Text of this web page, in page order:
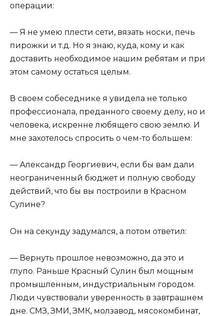
операции:
— Я не умею плести сети, вязать носки, печь
пирожки и т.д. Но я знаю, куда, кому и как
доставить необходимое нашим ребятам и при
этом самому остаться целым.
В своем собеседнике я увидела не только
профессионала, преданного своему делу, но и
человека, искренне любящего свою землю. И
мне захотелось спросить о чем-то большем:
— Александр Георгиевич, если бы вам дали
неограниченный бюджет и полную свободу
действий, что бы вы построили в Красном
Сулине?
Он на секунду задумался, а потом ответил:
— Вернуть прошлое невозможно, да это и
глупо. Раньше Красный Сулин был мощным
промышленным, индустриальным городом.
Люди чувствовали уверенность в завтрашнем
дне. СМЗ, ЗМИ, ЗМК, молзавод, мясокомбинат,